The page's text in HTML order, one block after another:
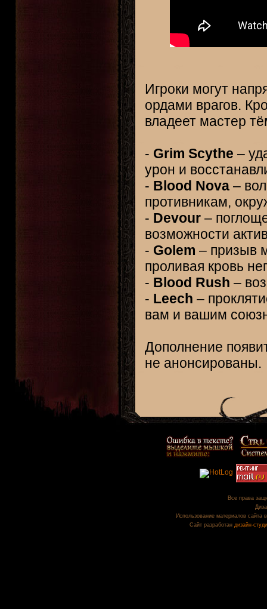
Игроки могут
ордами врагов.
владеет мастер
- Grim Scythe –
урон и
- Blood Nova –
противникам,
- Devour –
возможности
- Golem – призыв
проливая кровь
- Blood Rush –
- Leech –
вам и вашим
Дополнение
не анонсированы.
Все права
Использование материалов сайта
Сайт разработан дизайн-